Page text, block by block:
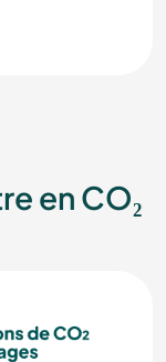
en CO₂